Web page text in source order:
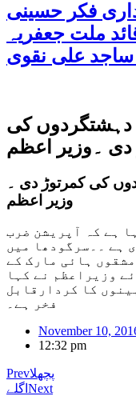
2026: عزاداری فکر حسینی
ملت جعفریہ
ساجد علی نقوی
کی
دی ۔وزیر اعظم
کی کمرتوڑ دی ۔
وزیر اعظم
ہے کہ آپریشن ضرب
ہے ۔۔سرگودھا میں
ہائی مارک کے
وزیراعظم نے کہا
کا کردارقابل
فخر ہے۔
November 10,
12:32 pm
Prevپچھلا
اگلے Next